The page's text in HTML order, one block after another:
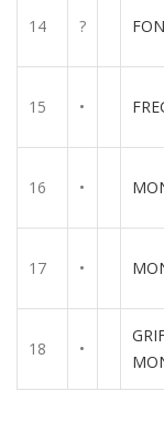
14 ?
15 •
16 •
17 •
18 •